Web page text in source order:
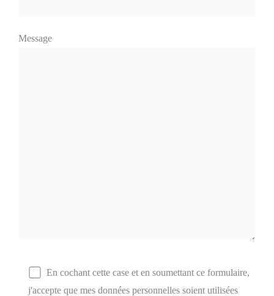
Message
En cochant cette case et en soumettant ce formulaire,
j'accepte que mes données personnelles soient utilisées